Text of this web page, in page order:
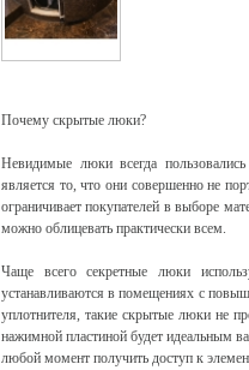
Почему скрытые люки?
Невидимые люки всегда
является то, что они совершенно не
ограничивает покупателей в выборе
можно облицевать практически всем.
Чаще всего секретные люки
устанавливаются в помещениях с
уплотнителя, такие скрытые люки не
нажимной пластиной будет идеальным
любой момент получить доступ к